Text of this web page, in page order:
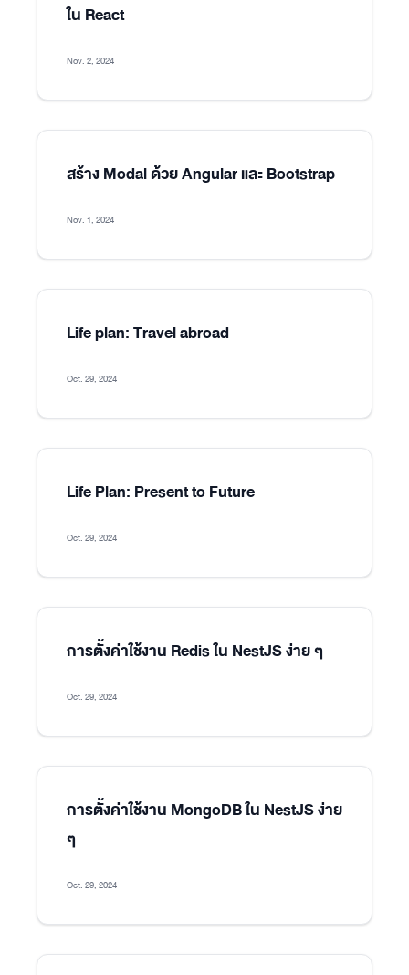
ใน React
Nov. 2, 2024
สร้าง Modal ด้วย Angular และ Bootstrap
Nov. 1, 2024
Life plan: Travel abroad
Oct. 29, 2024
Life Plan: Present to Future
Oct. 29, 2024
การตั้งค่าใช้งาน Redis ใน NestJS ง่าย ๆ
Oct. 29, 2024
การตั้งค่าใช้งาน MongoDB ใน NestJS ง่าย
ๆ
Oct. 29, 2024